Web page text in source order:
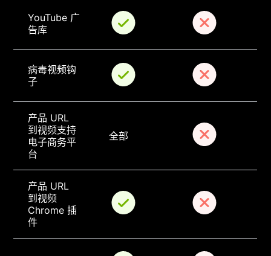
YouTube 广
告库
病毒视频钩
子
产品 URL
到视频支持
电子商务平
台
全部
产品 URL
到视频
Chrome 插
件